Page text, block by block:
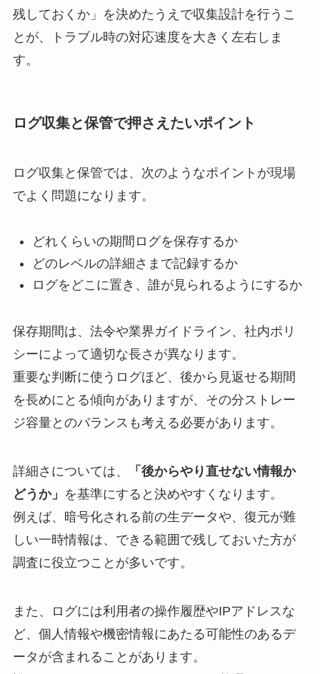
残しておくか」を決めたうえで収集設計を行うこ
とが、トラブル時の対応速度を大きく左右しま
す。
ログ収集と保管で押さえたいポイント
ログ収集と保管では、次のようなポイントが現場
でよく問題になります。
どれくらいの期間ログを保存するか
どのレベルの詳細さまで記録するか
ログをどこに置き、誰が見られるようにするか
保存期間は、法令や業界ガイドライン、社内ポリ
シーによって適切な長さが異なります。
重要な判断に使うログほど、後から見返せる期間
を長めにとる傾向がありますが、その分ストレー
ジ容量とのバランスも考える必要があります。
詳細さについては、
「後からやり直せない情報か
どうか」 を基準にすると決めやすくなります。
例えば、暗号化される前の生データや、復元が難
しい一時情報は、できる範囲で残しておいた方が
調査に役立つことが多いです。
また、ログには利用者の操作履歴やIPアドレスな
ど、個人情報や機密情報にあたる可能性のあるデ
ータが含まれることがあります。